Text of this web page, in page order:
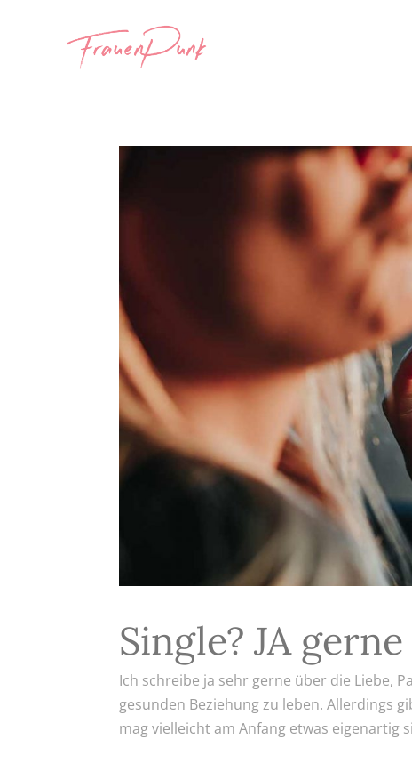
Single? JA
Ich schreibe ja sehr gerne über die Liebe,
gesunden Beziehung zu leben. Allerdings
mag vielleicht am Anfang etwas eigenartig